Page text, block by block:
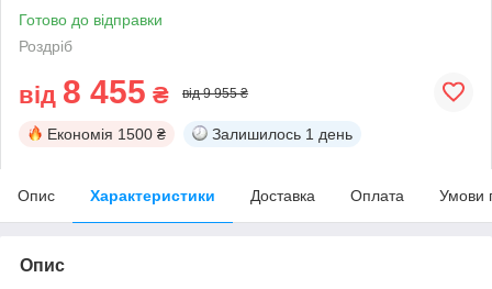
Готово до відправки
Роздріб
від 8 455 ₴ від 9 955 ₴
Економія 1500 ₴ Залишилось 1 день
Опис Характеристики Доставка Оплата Умови
Опис